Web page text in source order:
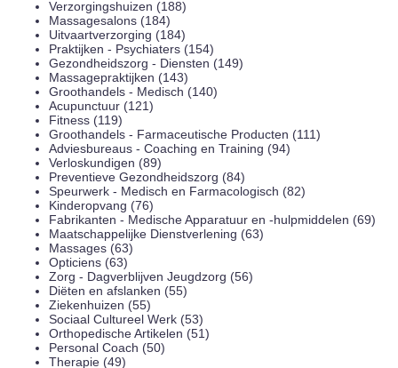
Verzorgingshuizen (188)
Massagesalons (184)
Uitvaartverzorging (184)
Praktijken - Psychiaters (154)
Gezondheidszorg - Diensten (149)
Massagepraktijken (143)
Groothandels - Medisch (140)
Acupunctuur (121)
Fitness (119)
Groothandels - Farmaceutische Producten (111)
Adviesbureaus - Coaching en Training (94)
Verloskundigen (89)
Preventieve Gezondheidszorg (84)
Speurwerk - Medisch en Farmacologisch (82)
Kinderopvang (76)
Fabrikanten - Medische Apparatuur en -hulpmiddelen (69)
Maatschappelijke Dienstverlening (63)
Massages (63)
Opticiens (63)
Zorg - Dagverblijven Jeugdzorg (56)
Diëten en afslanken (55)
Ziekenhuizen (55)
Sociaal Cultureel Werk (53)
Orthopedische Artikelen (51)
Personal Coach (50)
Therapie (49)